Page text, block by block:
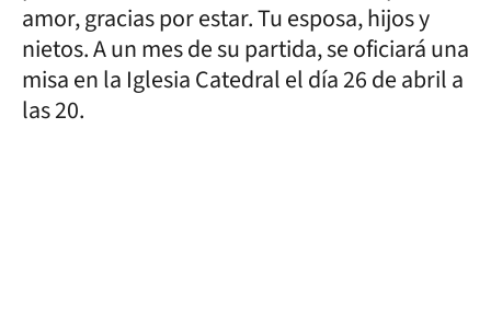
amor, gracias por estar. Tu esposa, hijos y
nietos. A un mes de su partida, se oficiará una
misa en la Iglesia Catedral el día 26 de abril a
las 20.